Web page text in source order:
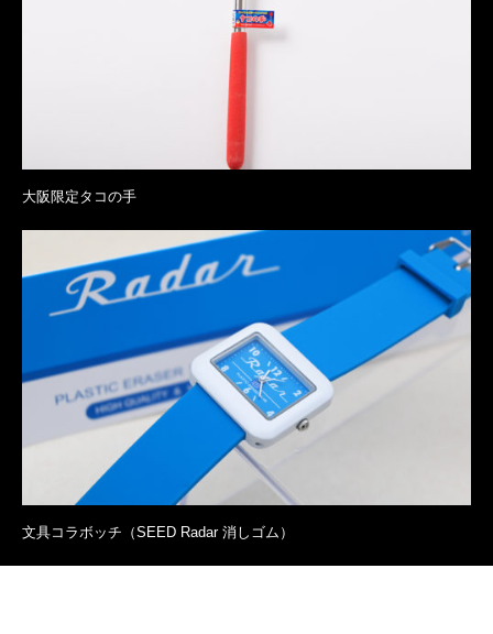
大阪限定タコの手
文具コラボッチ（SEED Radar 消しゴム）